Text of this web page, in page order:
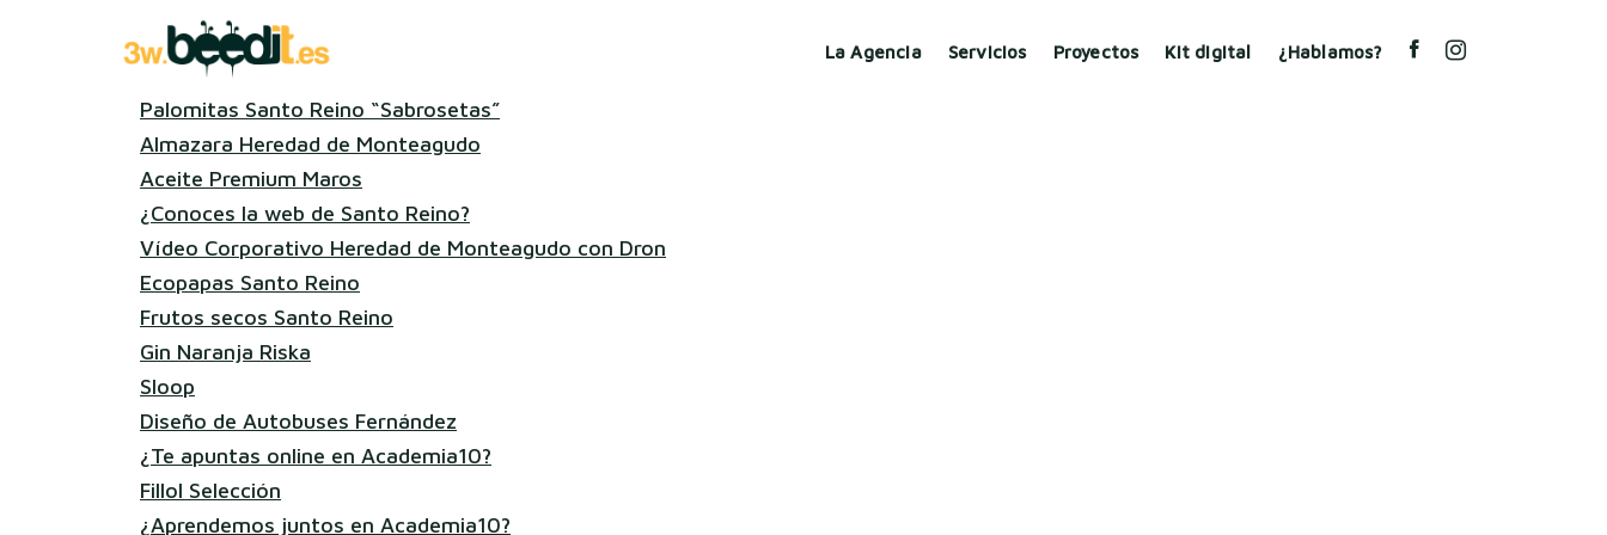
La Agencia Servicios Proyectos Kit digital ¿Hablamos?
Palomitas Santo Reino “Sabrosetas”
Almazara Heredad de Monteagudo
Aceite Premium Maros
¿Conoces la web de Santo Reino?
Vídeo Corporativo Heredad de Monteagudo con Dron
Ecopapas Santo Reino
Frutos secos Santo Reino
Gin Naranja Riska
Sloop
Diseño de Autobuses Fernández
¿Te apuntas online en Academia10?
Fillol Selección
¿Aprendemos juntos en Academia10?